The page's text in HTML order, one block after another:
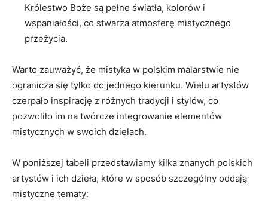
Królestwo Boże są pełne światła, kolorów i
wspaniałości, co stwarza atmosferę mistycznego
przeżycia.
Warto zauważyć, że mistyka w polskim malarstwie nie
ogranicza się tylko do jednego kierunku. Wielu artystów
czerpało inspirację z różnych tradycji i stylów, co
pozwoliło im na twórcze integrowanie elementów
mistycznych w swoich dziełach.
W poniższej tabeli przedstawiamy kilka znanych polskich
artystów i ich dzieła, które w sposób szczególny oddają
mistyczne tematy: